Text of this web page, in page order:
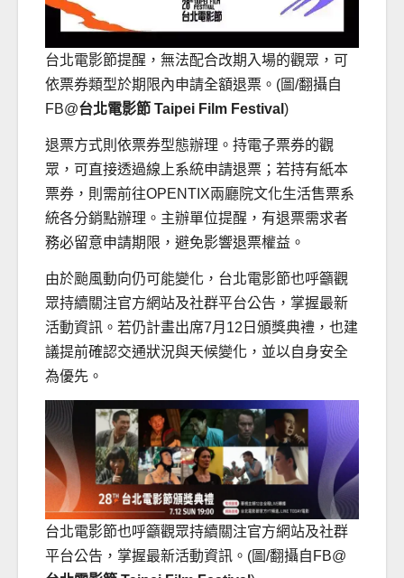
台北電影節提醒，無法配合改期入場的觀眾，可
依票券類型於期限內申請全額退票。(圖/翻攝自
FB@台北電影節 Taipei Film Festival )
退票方式則依票券型態辦理。持電子票券的觀
眾，可直接透過線上系統申請退票；若持有紙本
票券，則需前往OPENTIX兩廳院文化生活售票系
統各分銷點辦理。主辦單位提醒，有退票需求者
務必留意申請期限，避免影響退票權益。
由於颱風動向仍可能變化，台北電影節也呼籲觀
眾持續關注官方網站及社群平台公告，掌握最新
活動資訊。若仍計畫出席7月12日頒獎典禮，也建
議提前確認交通狀況與天候變化，並以自身安全
為優先。
台北電影節也呼籲觀眾持續關注官方網站及社群
平台公告，掌握最新活動資訊。(圖/翻攝自FB@